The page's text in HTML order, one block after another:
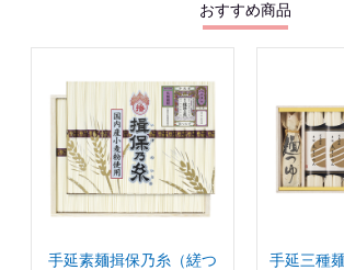
おすすめ商品
手延素麺揖保乃糸（縒つ
手延三種